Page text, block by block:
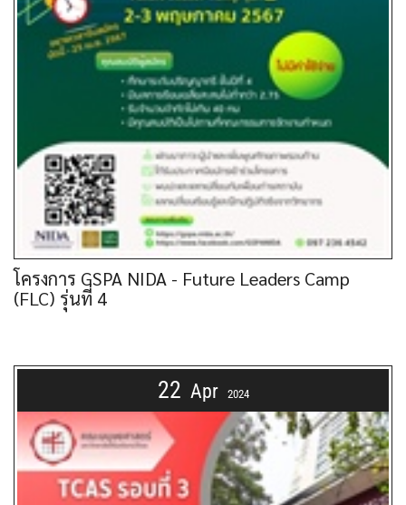
โครงการ GSPA NIDA - Future Leaders Camp
(FLC) รุ่นที่ 4
22 Apr 2024